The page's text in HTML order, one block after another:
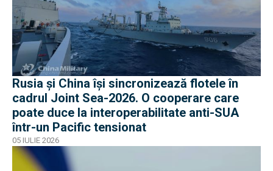
Rusia și China își sincronizează flotele în
cadrul Joint Sea-2026. O cooperare care
poate duce la interoperabilitate anti-SUA
într-un Pacific tensionat
05 IULIE 2026